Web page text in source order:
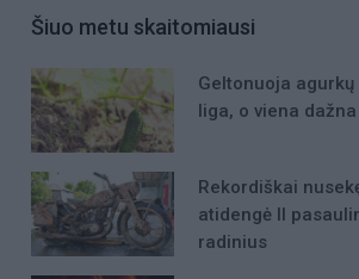
Šiuo metu skaitomiausi
Geltonuoja
liga, o viena
Rekordiškai
atidengė II
radinius